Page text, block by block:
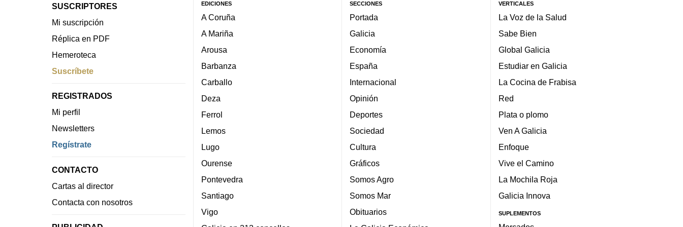
SUSCRIPTORES
Mi suscripción
Réplica en PDF
Hemeroteca
Suscríbete
REGISTRADOS
Mi perfil
Newsletters
Regístrate
CONTACTO
Cartas al director
Contacta con nosotros
EDICIONES
A Coruña
A Mariña
Arousa
Barbanza
Carballo
Deza
Ferrol
Lemos
Lugo
Ourense
Pontevedra
Santiago
Vigo
SECCIONES
Portada
Galicia
Economía
España
Internacional
Opinión
Deportes
Sociedad
Cultura
Gráficos
Somos Agro
Somos Mar
Obituarios
VERTICALES
La Voz de la Salud
Sabe Bien
Global Galicia
Estudiar en Galicia
La Cocina de Frabisa
Red
Plata o plomo
Ven A Galicia
Enfoque
Vive el Camino
La Mochila Roja
Galicia Innova
SUPLEMENTOS